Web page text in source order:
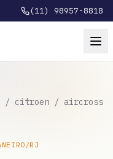
(11) 98957-8818
/ citroen / aircross
/RJ